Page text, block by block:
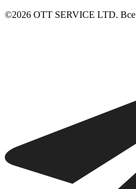
©2026 ОТТ SERVICE LTD.